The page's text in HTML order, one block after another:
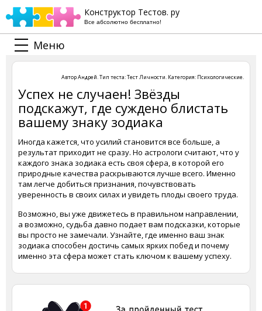
Конструктор Тестов. ру
Все абсолютно бесплатно!
Меню
АвторАндрей. Тип теста:Тест Личности. Категория: Психологические.
Успех не случаен! Звёзды
подскажут, где суждено блистать
вашему знаку зодиака
Иногда кажется, что усилий становится все больше, а
результат приходит не сразу. Но астрологи считают, что у
каждого знака зодиака есть своя сфера, в которой его
природные качества раскрываются лучше всего. Именно
там легче добиться признания, почувствовать
уверенность в своих силах и увидеть плоды своего труда.
Возможно, вы уже движетесь в правильном направлении,
а возможно, судьба давно подает вам подсказки, которые
вы просто не замечали. Узнайте, где именно ваш знак
зодиака способен достичь самых ярких побед и почему
именно эта сфера может стать ключом к вашему успеху.